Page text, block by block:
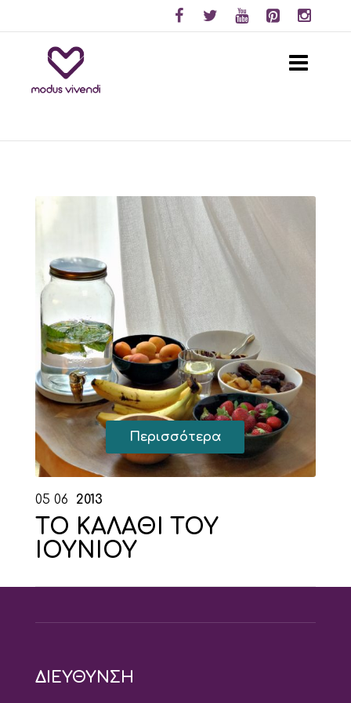
Περισσότερα
05 06 2013
ΤΟ ΚΑΛΑΘΙ ΤΟΥ
ΙΟΥΝΙΟΥ
ΔΙΕΥΘΥΝΣΗ